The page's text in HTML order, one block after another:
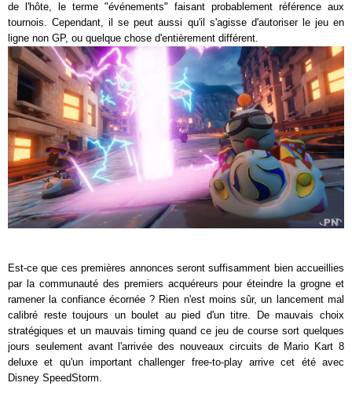
de l'hôte, le terme "événements" faisant probablement référence aux
tournois. Cependant, il se peut aussi qu'il s'agisse d'autoriser le jeu en
ligne non GP, ou quelque chose d'entièrement différent.
Est-ce que ces premières annonces seront suffisamment bien accueillies
par la communauté des premiers acquéreurs pour éteindre la grogne et
ramener la confiance écornée ? Rien n'est moins sûr, un lancement mal
calibré reste toujours un boulet au pied d'un titre. De mauvais choix
stratégiques et un mauvais timing quand ce jeu de course sort quelques
jours seulement avant l'arrivée des nouveaux circuits de Mario Kart 8
deluxe et qu'un important challenger free-to-play arrive cet été avec
Disney SpeedStorm.